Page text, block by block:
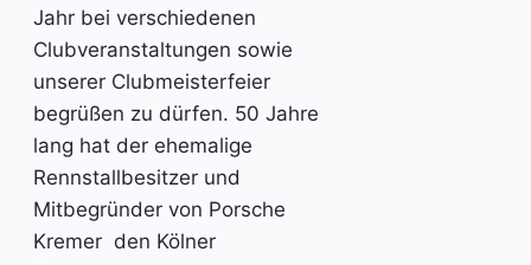
Jahr bei verschiedenen
Clubveranstaltungen sowie
unserer Clubmeisterfeier
begrüßen zu dürfen. 50 Jahre
lang hat der ehemalige
Rennstallbesitzer und
Mitbegründer von Porsche
Kremer den Kölner